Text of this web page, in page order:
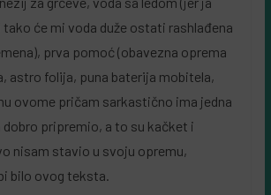
će mi voda duže ostati rashlađena
prva pomoć (obavezna oprema
astro folija, puna baterija mobitela,
ovome pričam sarkastično ima jedna
pripremio, a to su kačket i
nisam stavio u svoju opremu,
bilo ovog teksta.